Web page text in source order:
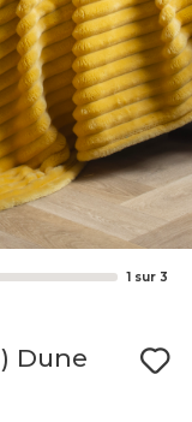
1 sur 3
Dune